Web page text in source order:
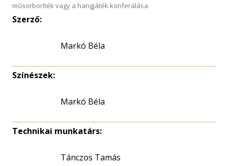
műsorboríték vagy a hangjáték konferálása
Szerző:
Markó Béla
Színészek:
Markó Béla
Technikai munkatárs:
Tánczos Tamás